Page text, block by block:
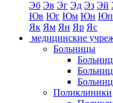
Эб Эв Эг Эд Эз Эй
Юв Юг Юм Юн Юп
Як Ям Ян Яр Яс
медицинские
Больницы
Поликлиники